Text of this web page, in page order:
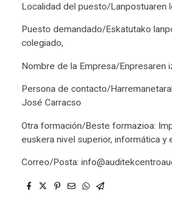
Localidad del puesto/Lanpostuaren
Puesto demandado/Eskatutako
colegiado,
Nombre de la Empresa/Enpresaren
Persona de contacto/
José Carracso
Otra formación/Beste formazioa:
euskera nivel superior, informática y
Correo/Posta: